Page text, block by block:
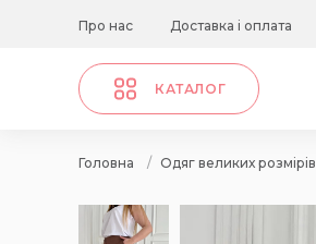
Про нас Доставка і оплата
КАТАЛОГ
Головна / Одяг великих розмірів